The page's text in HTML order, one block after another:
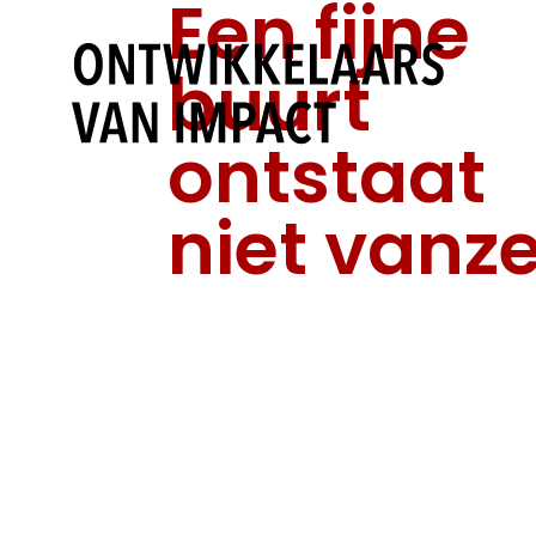
Een fijne
buurt
ontstaat
niet